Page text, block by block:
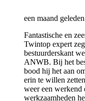
een maand geleden
Fantastische en
Twintop expert
bestuurderskant
ANWB. Bij het
bood hij het aan
erin te willen
weer een werkend
werkzaamheden